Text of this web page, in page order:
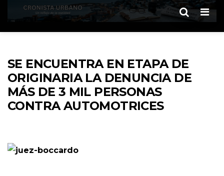
SE ENCUENTRA EN ETAPA DE
ORIGINARIA LA DENUNCIA DE
MÁS DE 3 MIL PERSONAS
CONTRA AUTOMOTRICES